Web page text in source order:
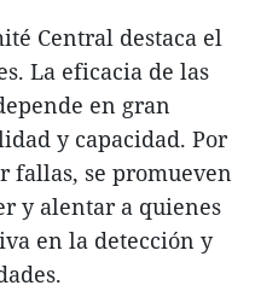
Central destaca el
La eficacia de las
en gran
y capacidad. Por
fallas, se promueven
y alentar a quienes
en la detección y